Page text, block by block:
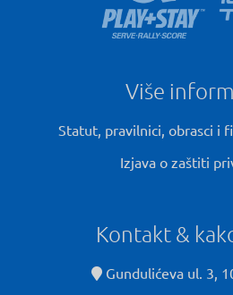
Više
Statut, pravilnici, obrasci i
Izjava o zaštiti
Kontakt &
Gundulićeva ul. 3,